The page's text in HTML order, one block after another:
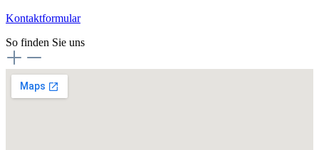
Kontaktformular
So finden Sie uns